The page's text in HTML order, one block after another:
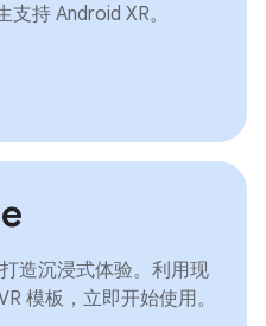
持 Android XR。
造沉浸式体验。利用现
模板，立即开始使用。